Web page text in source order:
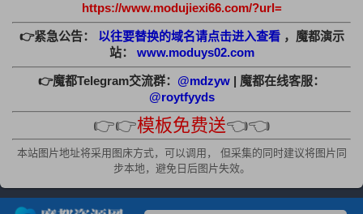
https://www.modujiexi66.com/?url=
👉紧急公告： 以往要替换的域名请点击进入查看 ，魔都演示
站：
www.moduys02.com
👉魔都Telegram交流群： @mdzyw | 魔都在线客服：
@roytfyyds
👉👉模板免费送👈👈
本站图片地址将采用图床方式，可以调用， 但采集的同时建议将图片同
步本地，避免日后图片失效。